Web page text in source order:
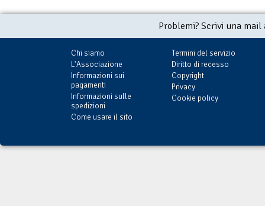
Problemi? Scrivi una
Chi siamo
L'Associazione
Informazioni sui
pagamenti
Informazioni sulle
spedizioni
Come usare il sito
Termini del servizio
Diritto di recesso
Copyright
Privacy
Cookie policy